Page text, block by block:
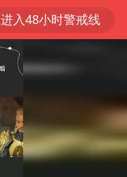
入48小时警戒线
中方回应是否在太平洋海底开采稀土
响中国已成定局
轰2球
一箱上涨近百元